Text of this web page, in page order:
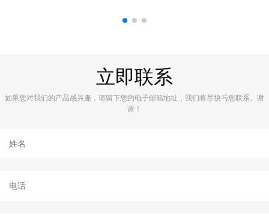
立即联系
如果您对我们的产品感兴趣，请留下您的电子邮箱地址，我们将尽快与您联系。谢
谢！